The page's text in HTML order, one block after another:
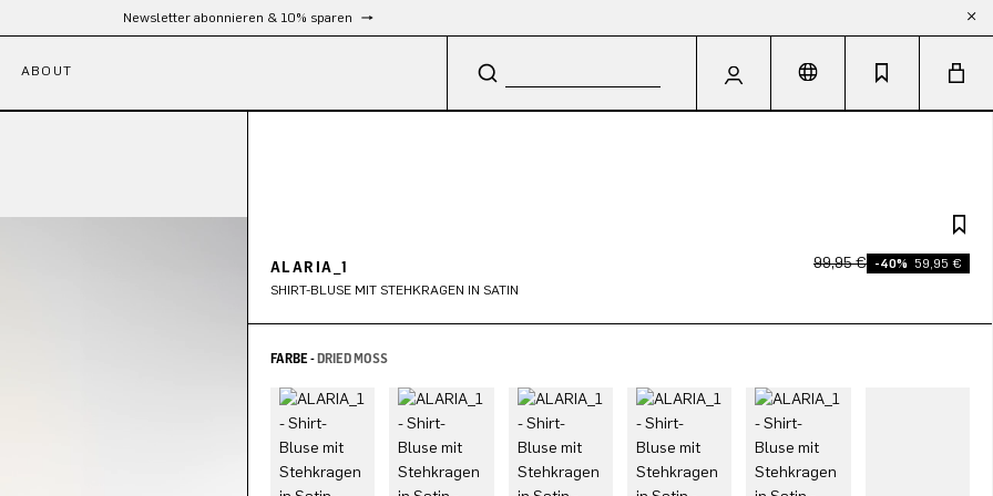
Kostenloser Versand ab 300 €
ABOUT
ALARIA_1
SHIRT-BLUSE MIT STEHKRAGEN IN SATIN
99,95 € -40% 59,95 €
FARBE -DRIED MOSS